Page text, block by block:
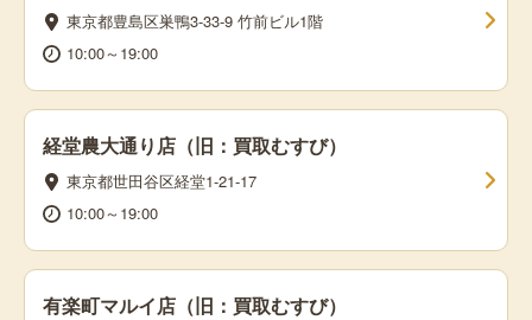
東京都豊島区巣鴨3-33-9 竹前ビル1階
10:00～19:00
経堂農大通り店（旧：買取むすび）
東京都世田谷区経堂1-21-17
10:00～19:00
有楽町マルイ店（旧：買取むすび）